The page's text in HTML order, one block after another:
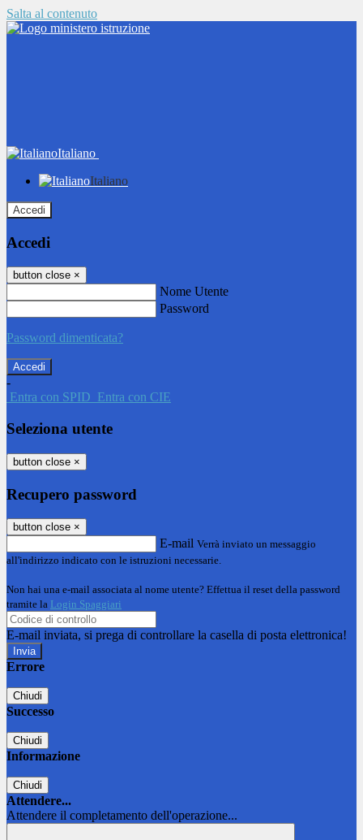
Salta al contenuto
Italiano
Italiano
Accedi
Accedi
button close ×
Nome Utente
Password
Password dimenticata?
-
Entra con SPID Entra con CIE
Seleziona utente
button close ×
Recupero password
button close ×
E-mail Verrà inviato un messaggio
all'indirizzo indicato con le istruzioni necessarie.
Non hai una e-mail associata al nome utente? Effettua il reset della password
tramite la Login Spaggiari
E-mail inviata, si prega di controllare la casella di posta elettronica!
Errore
Chiudi
Successo
Chiudi
Informazione
Chiudi
Attendere...
Attendere il completamento dell'operazione...